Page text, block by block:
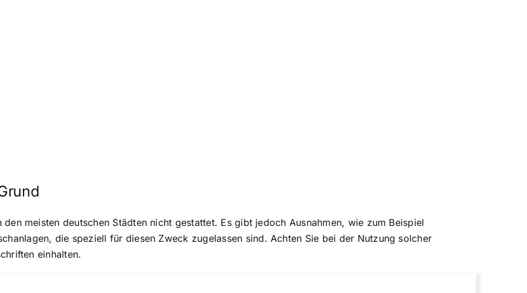
meisten deutschen Städten nicht gestattet. Es gibt jedoch Ausnahmen, wie zum Beispiel
die speziell für diesen Zweck zugelassen sind. Achten Sie bei der Nutzung solcher
einhalten.